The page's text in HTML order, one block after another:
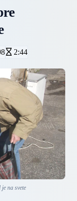
2:44
na svete